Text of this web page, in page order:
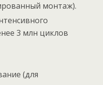
монтаж).
3 млн циклов
(для